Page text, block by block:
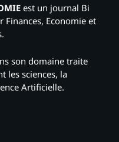
est un journal Bi
Finances, Economie et
son domaine traite
les sciences, la
Artificielle.